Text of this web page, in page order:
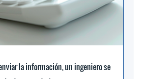
la información, un ingeniero se